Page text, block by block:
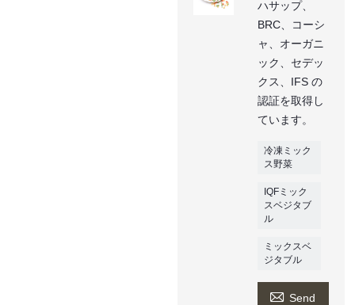
ハサップ、
BRC、コーシ
ャ、オーガニ
ック、セデッ
クス、IFS の
認証を取得し
ています。
冷凍ミック
ス野菜
IQFミック
スベジタブ
ル
ミックスベ
ジタブル
 Send